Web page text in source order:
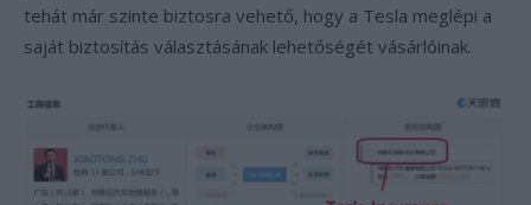
tehát már szinte biztosra vehető, hogy a Tesla meglépi a
saját biztosítás választásának lehetőségét vásárlóinak.